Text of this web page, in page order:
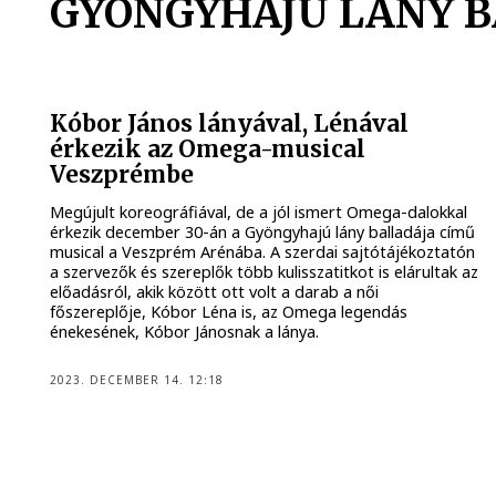
GYÖNGYHAJÚ LÁNY
Kóbor János lányával, Lénával
érkezik az Omega-musical
Veszprémbe
Megújult koreográfiával, de a jól ismert Omega-dalokkal
érkezik december 30-án a Gyöngyhajú lány balladája című
musical a Veszprém Arénába. A szerdai sajtótájékoztatón
a szervezők és szereplők több kulisszatitkot is elárultak az
előadásról, akik között ott volt a darab a női
főszereplője, Kóbor Léna is, az Omega legendás
énekesének, Kóbor Jánosnak a lánya.
2023. DECEMBER 14. 12:18